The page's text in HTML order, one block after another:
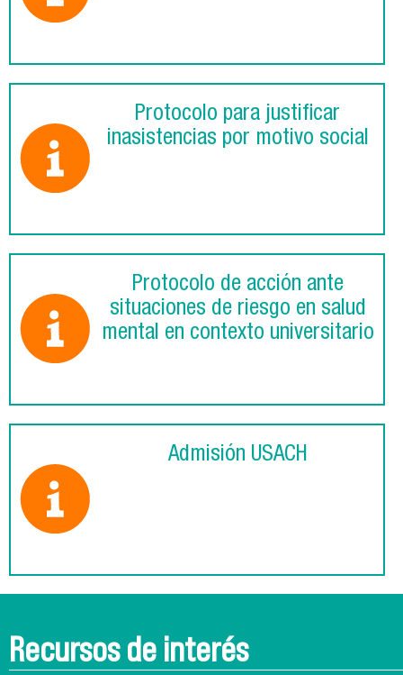
Protocolo para justificar
inasistencias por motivo social
Protocolo de acción ante
situaciones de riesgo en salud
mental en contexto universitario
Admisión USACH
Recursos de interés